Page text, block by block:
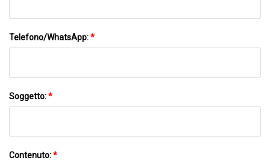
Telefono/WhatsApp:*
Soggetto:*
Contenuto:*